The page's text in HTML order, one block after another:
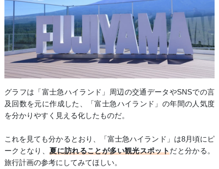
グラフは「富士急ハイランド」周辺の交通データやSNSでの言
及回数を元に作成した、「富士急ハイランド」の年間の人気度
を分かりやすく見える化したものだ。
これを見ても分かるとおり、「富士急ハイランド」は8月頃にピ
ークとなり、夏に訪れることが多い観光スポットだと分かる。
旅行計画の参考にしてみてほしい。